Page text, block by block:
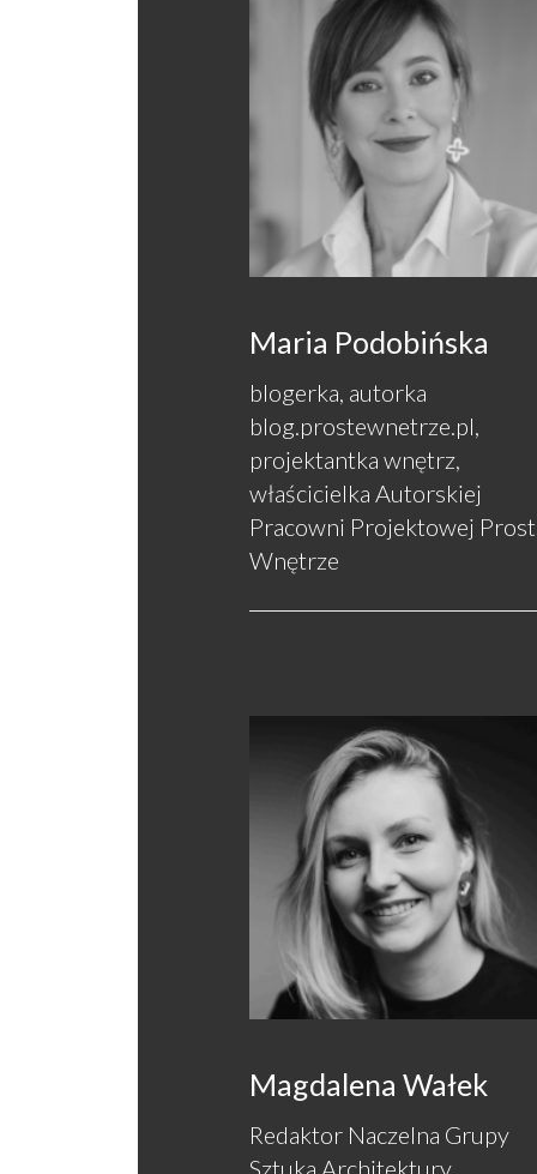
Maria Podobińska
blogerka, autorka
blog.prostewnetrze.pl,
projektantka wnętrz,
właścicielka Autorskiej
Pracowni Projektowej
Wnętrze
Magdalena Wałek
Redaktor Naczelna Grupy
Sztuka Architektury